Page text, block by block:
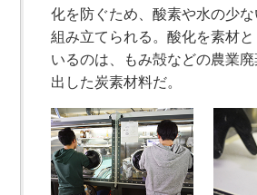
化を防ぐため、酸素や水の少
組み立てられる。酸化を素材
いるのは、もみ殻などの農業廃
出した炭素材料だ。